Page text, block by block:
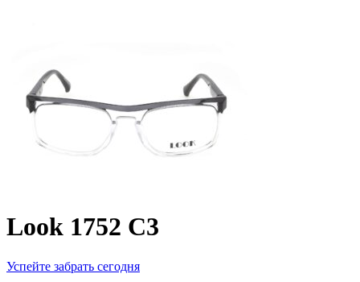
Look 1752 С3
Успейте забрать сегодня